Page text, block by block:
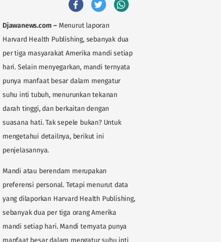
Djawanews.com – Menurut laporan
Harvard Health Publishing, sebanyak dua
per tiga masyarakat Amerika mandi setiap
hari. Selain menyegarkan, mandi ternyata
punya manfaat besar dalam mengatur
suhu inti tubuh, menurunkan tekanan
darah tinggi, dan berkaitan dengan
suasana hati. Tak sepele bukan? Untuk
mengetahui detailnya, berikut ini
penjelasannya.
Mandi atau berendam merupakan
preferensi personal. Tetapi menurut data
yang dilaporkan Harvard Health Publishing,
sebanyak dua per tiga orang Amerika
mandi setiap hari. Mandi ternyata punya
manfaat besar dalam mengatur suhu inti